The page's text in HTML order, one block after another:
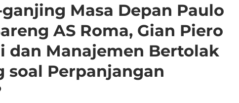
Masa Depan Paulo
AS Roma, Gian Piero
dan Manajemen Bertolak
soal Perpanjangan